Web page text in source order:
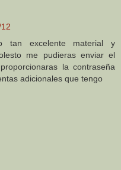
tan excelente material y
me pudieras enviar el
la contraseña
adicionales que tengo